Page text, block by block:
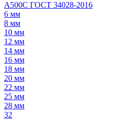
А500С ГОСТ 34028-2016
6 мм
8 мм
10 мм
12 мм
14 мм
16 мм
18 мм
20 мм
22 мм
25 мм
28 мм
32